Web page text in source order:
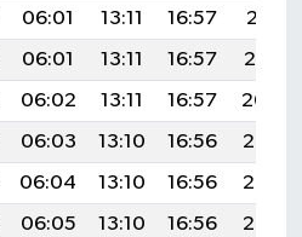
06:01 13:11 16:57
20:11
06:01 13:11 16:57
20:10
06:02 13:11 16:57
20:09
06:03 13:10 16:56
20:08
06:04 13:10 16:56
20:07
06:05 13:10 16:56
20:06